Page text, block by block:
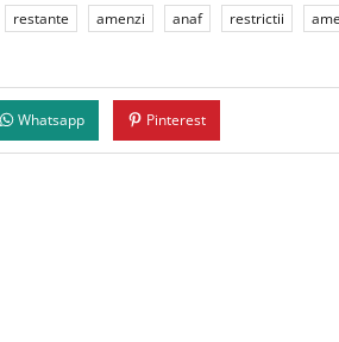
restante amenzi anaf restrictii
Whatsapp Pinterest